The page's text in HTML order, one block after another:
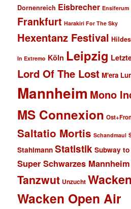
Dornenreich Eisbrecher Ensiferum
Frankfurt Harakiri For The Sky
Hexentanz Festival
In Extremo Köln Leipzig
Lord Of The Lost M'era
Mannheim Mono
MS Connexion
Saltatio Mortis Schandmaul
Stahlmann Statistik Subway
Super Schwarzes Mannheim
Tanzwut Unzucht Wacken
Wacken Open Air